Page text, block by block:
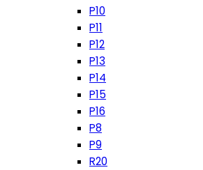
P10
P11
P12
P13
P14
P15
P16
P8
P9
R20